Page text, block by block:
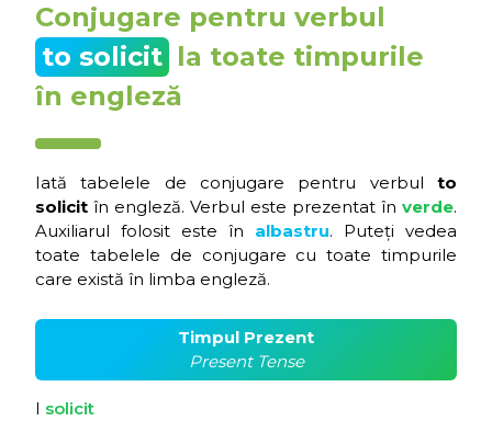
Conjugare pentru verbul
to solicit la toate timpurile
în engleză
Iată tabelele de conjugare pentru verbul to
solicit în engleză. Verbul este prezentat în verde.
Auxiliarul folosit este în albastru. Puteți vedea
toate tabelele de conjugare cu toate timpurile
care există în limba engleză.
Timpul Prezent
Present Tense
I solicit